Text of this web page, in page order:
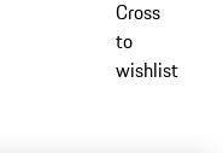
Cross
to
wishlist